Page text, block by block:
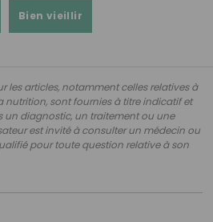
Bien vieillir
les articles, notamment celles relatives à
nutrition, sont fournies à titre indicatif et
un diagnostic, un traitement ou une
est invité à consulter un médecin ou
pour toute question relative à son